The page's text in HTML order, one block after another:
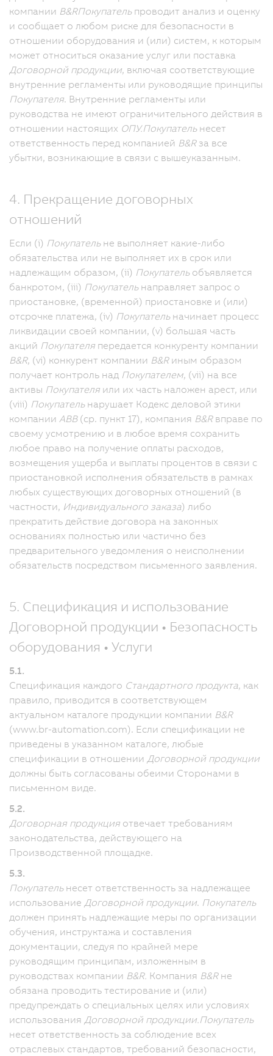
компании B&RПокупательпроводит анализ и оценку
и сообщает о любом риске для безопасности в
отношении оборудования и (или) систем, к которым
может относиться оказание услуг или поставка
Договорной продукции, включая соответствующие
внутренние регламенты или руководящие принципы
Покупателя. Внутренние регламенты или
руководства не имеют ограничительного действия в
отношении настоящих ОПУ.Покупательнесет
ответственность перед компанией B&Rза все
убытки, возникающие в связи с вышеуказанным.
4. Прекращение договорных
отношений
Если (i) Покупательне выполняет какие-либо
обязательства или не выполняет их в срок или
надлежащим образом, (ii) Покупательобъявляется
банкротом, (iii) Покупательнаправляет запрос о
приостановке, (временной) приостановке и (или)
отсрочке платежа, (iv) Покупательначинает процесс
ликвидации своей компании, (v) большая часть
акций Покупателя передается конкуренту компании
B&R, (vi) конкурент компании B&Rиным образом
получает контроль над Покупателем, (vii) на все
активы Покупателя или их часть наложен арест, или
(viii) Покупательнарушает Кодекс деловой этики
компании ABB(ср. пункт 17), компания B&Rвправе по
своему усмотрению и в любое время сохранить
любое право на получение оплаты расходов,
возмещения ущерба и выплаты процентов в связи с
приостановкой исполнения обязательств в рамках
любых существующих договорных отношений (в
частности, Индивидуального заказа) либо
прекратить действие договора на законных
основаниях полностью или частично без
предварительного уведомления о неисполнении
обязательств посредством письменного заявления.
5. Спецификация и использование
Договорной продукции • Безопасность
оборудования • Услуги
5.1.
Спецификация каждого Стандартного продукта, как
правило, приводится в соответствующем
актуальном каталоге продукции компании B&R
(www.br-automation.com). Если спецификации не
приведены в указанном каталоге, любые
спецификации в отношении Договорной продукции
должны быть согласованы обеими Сторонами в
письменном виде.
5.2.
Договорная продукция отвечает требованиям
законодательства, действующего на
Производственной площадке.
5.3.
Покупательнесет ответственность за надлежащее
использование Договорной продукции. Покупатель
должен принять надлежащие меры по организации
обучения, инструктажа и составления
документации, следуя по крайней мере
руководящим принципам, изложенным в
руководствах компании B&R. Компания B&Rне
обязана проводить тестирование и (или)
предупреждать о специальных целях или условиях
использования Договорной продукции. Покупатель
несет ответственность за соблюдение всех
отраслевых стандартов, требований безопасности,